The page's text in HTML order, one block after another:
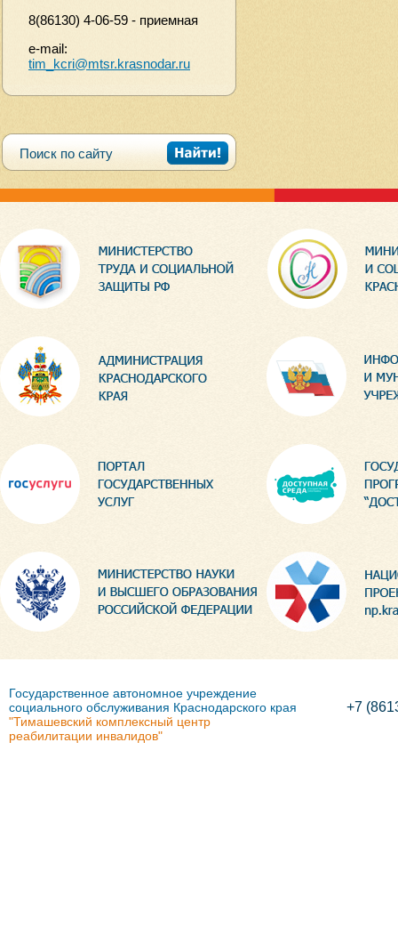
8(86130) 4-06-59 - приемная
e-mail:
tim_kcri@mtsr.krasnodar.ru
Государственное автономное учреждение
социального обслуживания Краснодарского края
"Тимашевский комплексный центр
реабилитации инвалидов"
+7